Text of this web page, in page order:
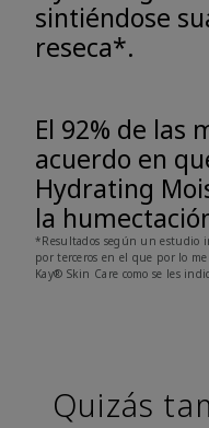
sintiéndose
reseca*.
El 92% de las
acuerdo en
Hydrating
la
*Resultados según un estudio
por terceros en el que por lo
Kay® Skin Care como se les
Quizás